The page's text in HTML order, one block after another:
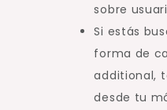
sobre
Si estás
forma de
additional,
desde tu